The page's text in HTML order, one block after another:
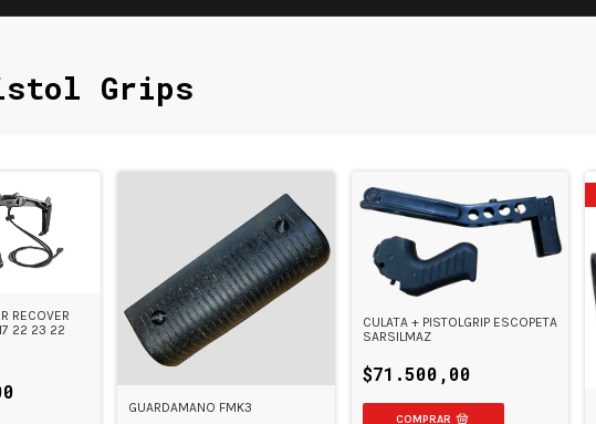
Grips
RECOVER
22 23 22
GUARDAMANO FMK3
CULATA + PISTOLGRIP ESCOPETA
SARSILMAZ
$71.500,00